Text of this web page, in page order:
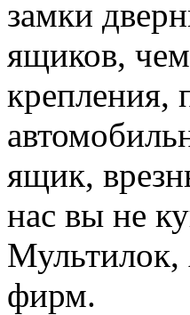
замки
ящиков,
крепления,
ящик,
нас вы не
Мультилок,
фирм.